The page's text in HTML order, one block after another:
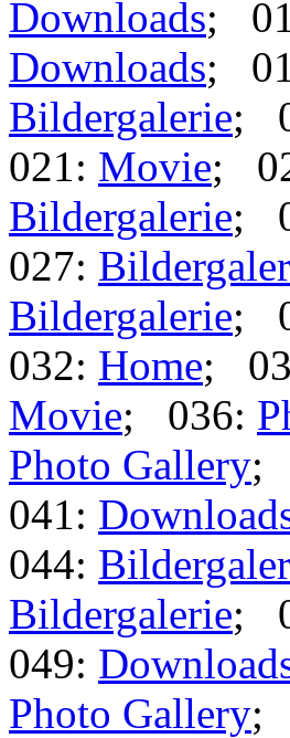
Downloads;
Downloads;
Bildergalerie;
021: Movie;
Bildergalerie;
027:
Bildergalerie;
032: Home;
Movie; 036:
Photo Gallery;
041:
044:
Bildergalerie;
049:
Photo Gallery;